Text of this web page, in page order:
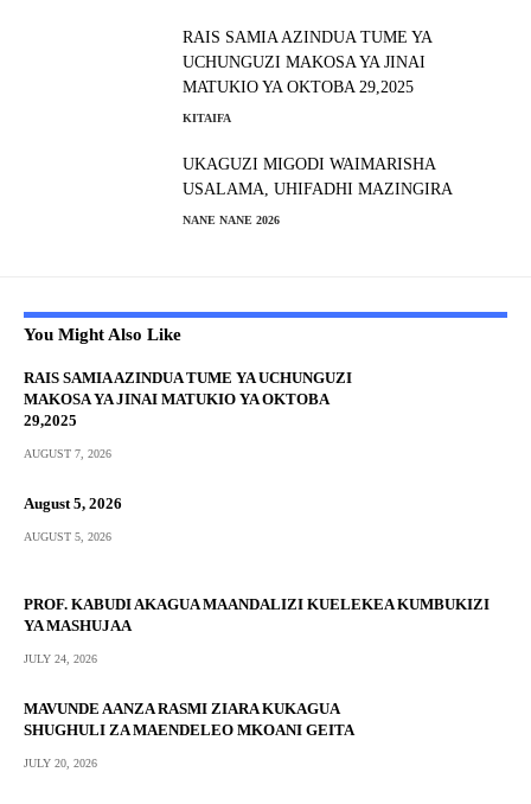
RAIS SAMIA AZINDUA TUME YA
UCHUNGUZI MAKOSA YA JINAI
MATUKIO YA OKTOBA 29,2025
KITAIFA
UKAGUZI MIGODI WAIMARISHA
USALAMA, UHIFADHI MAZINGIRA
NANE NANE 2026
You Might Also Like
RAIS SAMIA AZINDUA TUME YA UCHUNGUZI
MAKOSA YA JINAI MATUKIO YA OKTOBA
29,2025
AUGUST 7, 2026
August 5, 2026
AUGUST 5, 2026
PROF. KABUDI AKAGUA MAANDALIZI KUELEKEA KUMBUKIZI
YA MASHUJAA
JULY 24, 2026
MAVUNDE AANZA RASMI ZIARA KUKAGUA
SHUGHULI ZA MAENDELEO MKOANI GEITA
JULY 20, 2026